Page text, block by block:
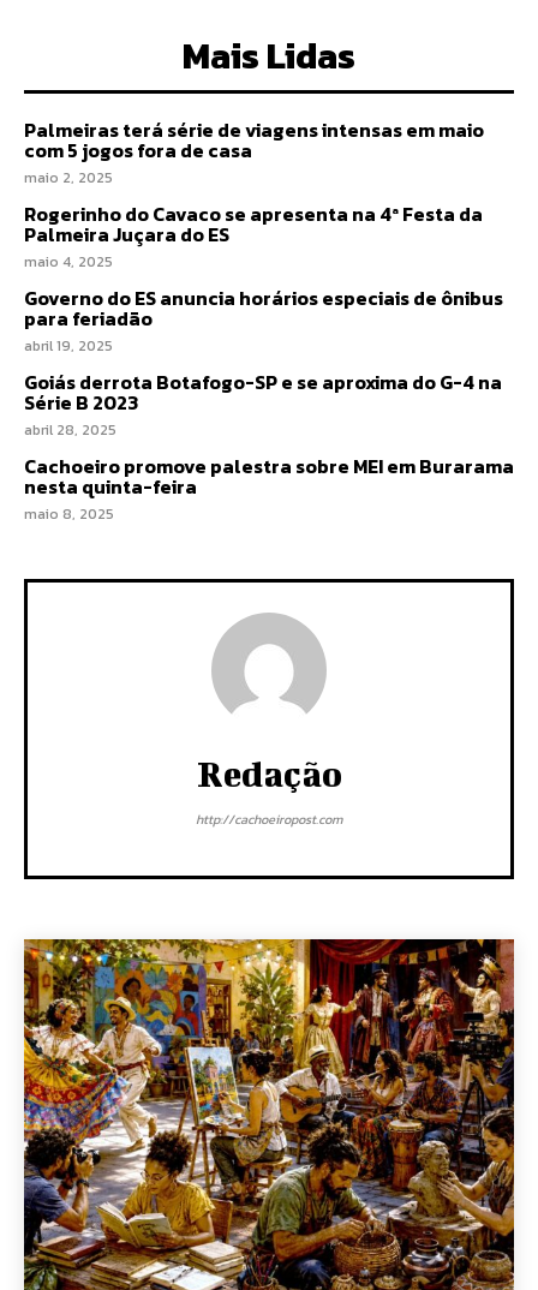
Mais Lidas
Palmeiras terá série de viagens intensas em maio
com 5 jogos fora de casa
maio 2, 2025
Rogerinho do Cavaco se apresenta na 4ª Festa da
Palmeira Juçara do ES
maio 4, 2025
Governo do ES anuncia horários especiais de ônibus
para feriadão
abril 19, 2025
Goiás derrota Botafogo-SP e se aproxima do G-4 na
Série B 2023
abril 28, 2025
Cachoeiro promove palestra sobre MEI em Burarama
nesta quinta-feira
maio 8, 2025
Redação
http://cachoeiropost.com